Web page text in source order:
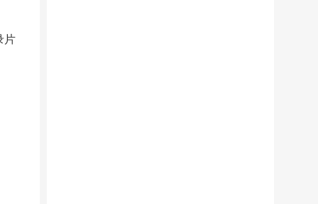
片